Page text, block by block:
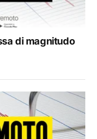
di magnitudo